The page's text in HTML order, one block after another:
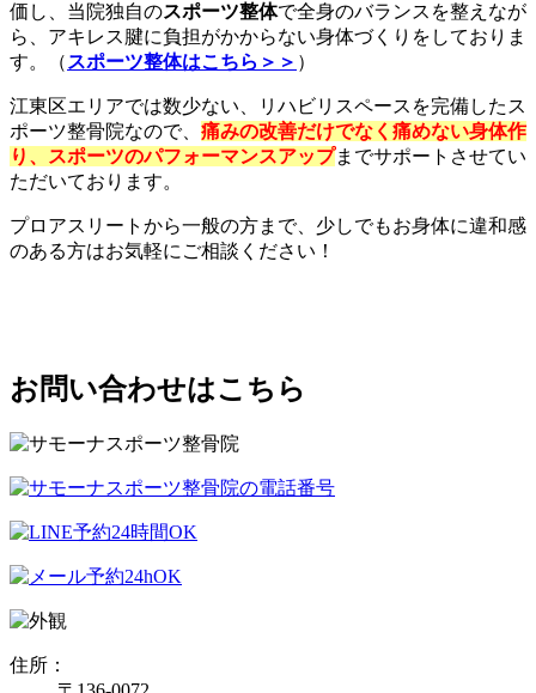
価し、当院独自のスポーツ整体で全身のバランスを整えなが
ら、アキレス腱に負担がかからない身体づくりをしておりま
す。（ スポーツ整体はこちら＞＞ ）
江東区エリアでは数少ない、リハビリスペースを完備したス
ポーツ整骨院なので、 痛みの改善だけでなく痛めない身体作
り、スポーツのパフォーマンスアップまでサポートさせてい
ただいております。
プロアスリートから一般の方まで、少しでもお身体に違和感
のある方はお気軽にご相談ください！
お問い合わせはこちら
住所：